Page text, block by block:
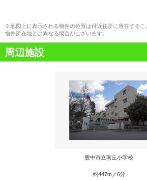
※地図上に表示される物件の位置は付近住所に所在する
物件所在地とは異なる場合がございます。
周辺施設
豊中市立南丘小学校
約447m／6分